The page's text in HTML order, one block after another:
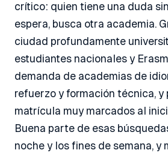
crítico: quien tiene una duda
espera, busca otra academia.
ciudad profundamente
estudiantes nacionales y
demanda de academias de
refuerzo y formación técnica, y
matrícula muy marcados al
Buena parte de esas
noche y los fines de semana, y